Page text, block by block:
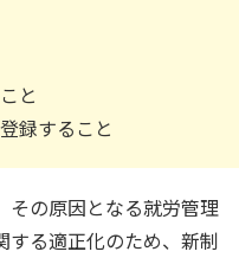
と
録すること
その原因となる就労管理
する適正化のため、新制